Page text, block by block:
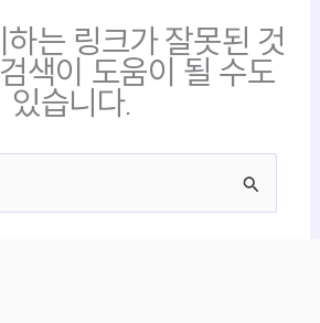
는 링크가 잘못된 것
색이 도움이 될 수도
있습니다.